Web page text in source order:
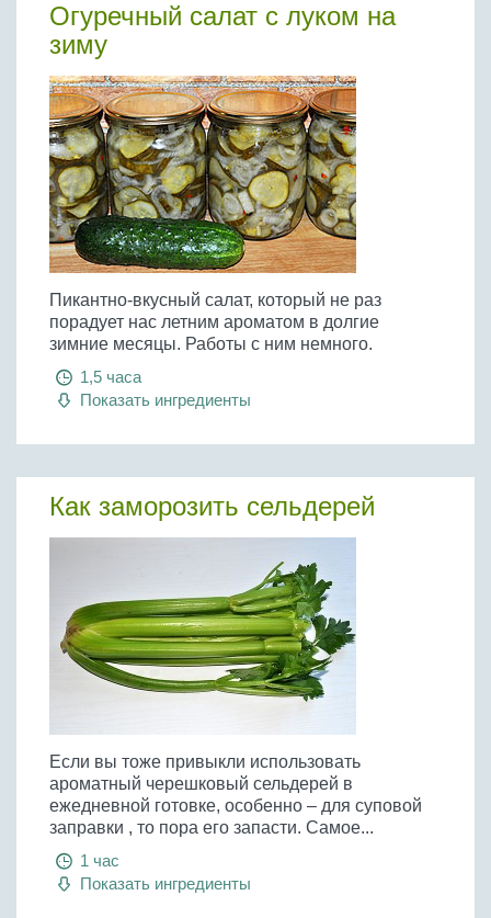
Огуречный салат с луком на
зиму
Пикантно-вкусный салат, который не раз
порадует нас летним ароматом в долгие
зимние месяцы. Работы с ним немного.
1,5 часа
Показать ингредиенты
Как заморозить сельдерей
Если вы тоже привыкли использовать
ароматный черешковый сельдерей в
ежедневной готовке, особенно – для суповой
заправки , то пора его запасти. Самое...
1 час
Показать ингредиенты